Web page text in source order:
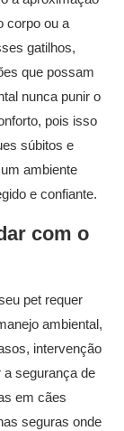
corpo ou a
gatilhos,
que possam
nunca punir o
pois isso
súbitos e
ambiente
e confiante.
com o
pet requer
ambiental,
intervenção
segurança de
em cães
seguras onde